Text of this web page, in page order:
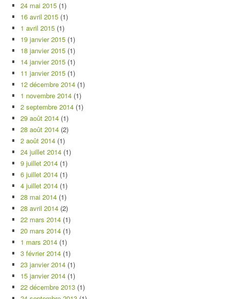
24 mai 2015 (1)
16 avril 2015 (1)
1 avril 2015 (1)
19 janvier 2015 (1)
18 janvier 2015 (1)
14 janvier 2015 (1)
11 janvier 2015 (1)
12 décembre 2014 (1)
1 novembre 2014 (1)
2 septembre 2014 (1)
29 août 2014 (1)
28 août 2014 (2)
2 août 2014 (1)
24 juillet 2014 (1)
9 juillet 2014 (1)
6 juillet 2014 (1)
4 juillet 2014 (1)
28 mai 2014 (1)
28 avril 2014 (2)
22 mars 2014 (1)
20 mars 2014 (1)
1 mars 2014 (1)
3 février 2014 (1)
23 janvier 2014 (1)
15 janvier 2014 (1)
22 décembre 2013 (1)